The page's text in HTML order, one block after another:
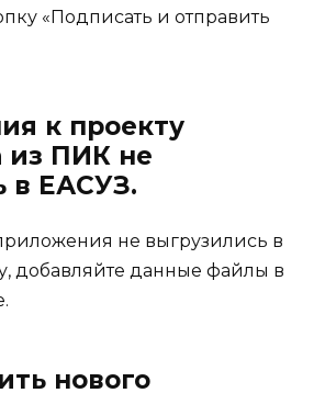
«Подписать и отправить
к проекту
из ПИК не
в ЕАСУЗ.
не выгрузились в
добавляйте данные файлы в
нового